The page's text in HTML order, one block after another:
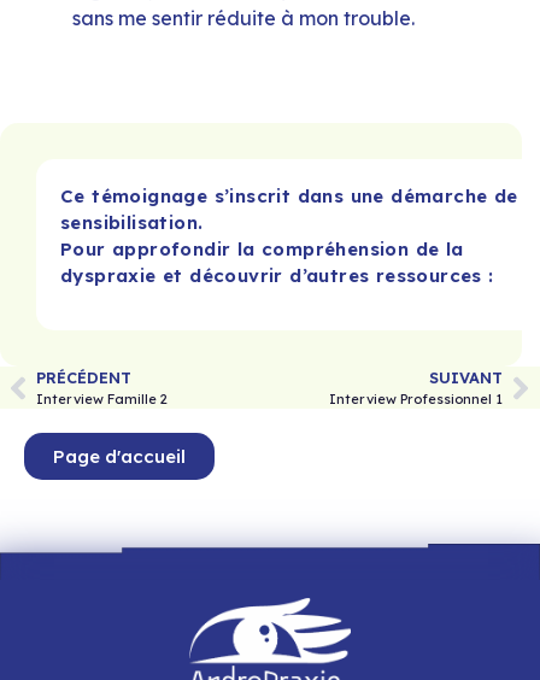
sans me sentir réduite à mon trouble.
Ce témoignage s’inscrit dans une démarche de
sensibilisation.
Pour approfondir la compréhension de la
dyspraxie et découvrir d’autres ressources :
PRÉCÉDENT
Interview Famille 2
SUIVANT
Interview Professionnel 1
Page d'accueil